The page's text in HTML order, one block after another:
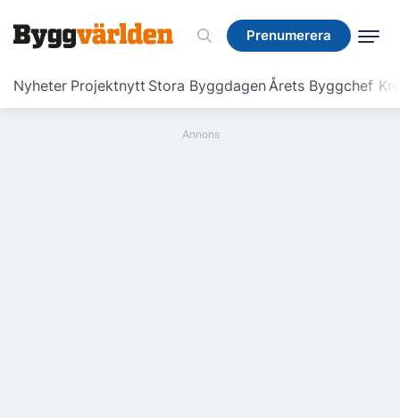
Prenumerera
Nyheter Projektnytt Stora ByggdagenÅrets Byggchef
Prenumerera